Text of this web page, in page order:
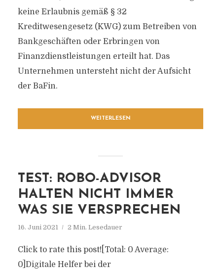
keine Erlaubnis gemäß § 32
Kreditwesengesetz (KWG) zum Betreiben von
Bankgeschäften oder Erbringen von
Finanzdienstleistungen erteilt hat. Das
Unternehmen untersteht nicht der Aufsicht
der BaFin.
WEITERLESEN
TEST: ROBO-ADVISOR
HALTEN NICHT IMMER
WAS SIE VERSPRECHEN
16. Juni 2021 2 Min. Lesedauer
Click to rate this post![Total: 0 Average:
0]Digitale Helfer bei der